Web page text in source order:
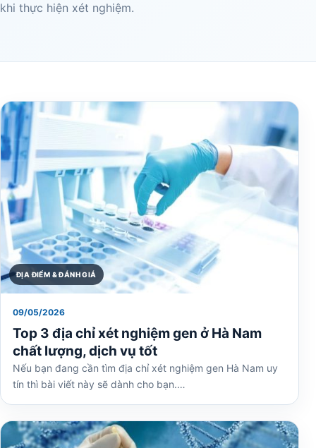
khi thực hiện xét nghiệm.
ĐỊA ĐIỂM & ĐÁNH GIÁ
09/05/2026
Top 3 địa chỉ xét nghiệm gen ở Hà Nam
chất lượng, dịch vụ tốt
Nếu bạn đang cần tìm địa chỉ xét nghiệm gen Hà Nam uy
tín thì bài viết này sẽ dành cho bạn.…